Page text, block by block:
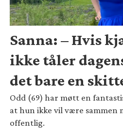
Sanna: – Hvis
ikke tåler
det bare en
Odd (69) har møtt en
at hun ikke vil være sammen
offentlig.